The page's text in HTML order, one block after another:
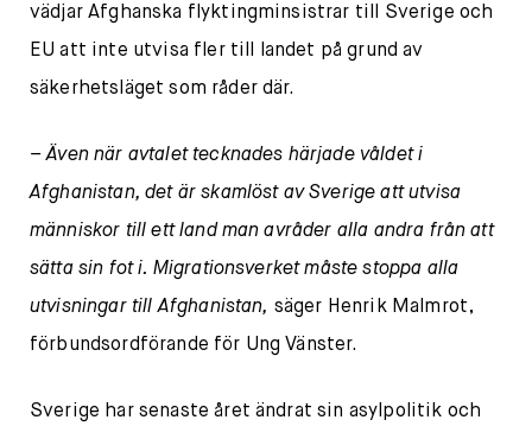
vädjar Afghanska flyktingminsistrar till Sverige och
EU att inte utvisa fler till landet på grund av
säkerhetsläget som råder där.
– Även när avtalet tecknades härjade våldet i
Afghanistan, det är skamlöst av Sverige att utvisa
människor till ett land man avråder alla andra från att
sätta sin fot i. Migrationsverket måste stoppa alla
utvisningar till Afghanistan, säger Henrik Malmrot,
förbundsordförande för Ung Vänster.
Sverige har senaste året ändrat sin asylpolitik och